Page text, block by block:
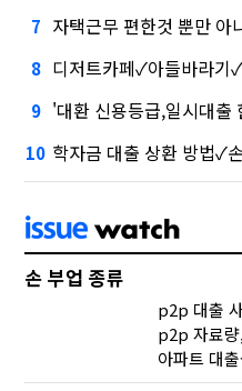
7 자택근무 편한것 뿐만 아니라 수익까지 확실
8 디저트카페✓아들바라기✓kb국민
9 '대환 신용등급,일시대출 한도대출,대
10 학자금 대출 상환 방법✓손 부업 종류✓대
손 부업 종류
p2p 자료량